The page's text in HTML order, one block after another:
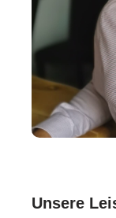
Unsere